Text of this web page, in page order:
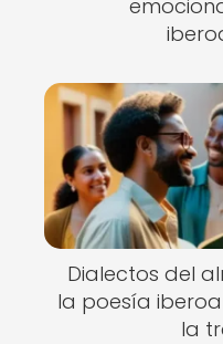
Dialectos del
la poesía
la